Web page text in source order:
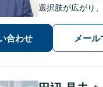
選択肢が広がり
豊富】【示談成
豊富】あなたの
合わせ メー